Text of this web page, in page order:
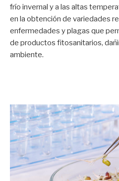
frío invernal y a las altas
en la obtención de variedades
enfermedades y plagas que
de productos fitosanitarios,
ambiente.